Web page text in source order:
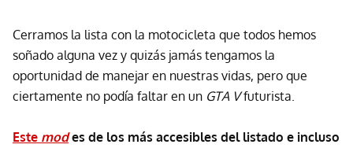
Cerramos la lista con la motocicleta que todos hemos
soñado alguna vez y quizás jamás tengamos la
oportunidad de manejar en nuestras vidas, pero que
ciertamente no podía faltar en un GTA Vfuturista.
Este modes de los más accesibles del listado e incluso